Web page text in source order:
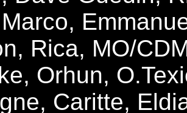
Rica, MO/
Orhun,
Caritte,